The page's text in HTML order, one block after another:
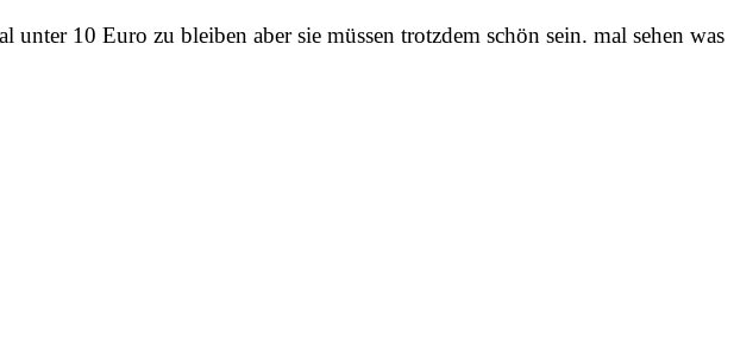
10 Euro zu bleiben aber sie müssen trotzdem schön sein. mal sehen was